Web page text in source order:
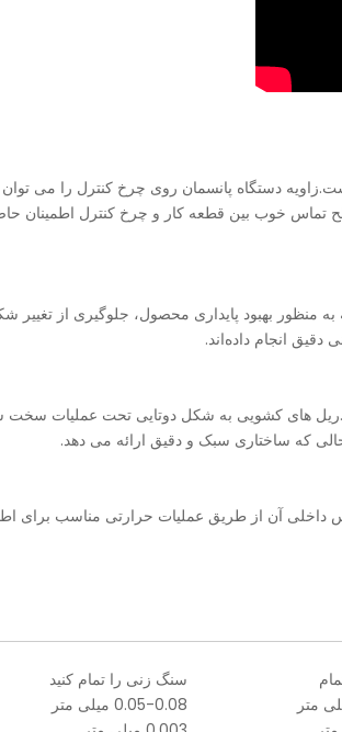
دستگاه پانسمان روی چرخ کنترل را می
و الزامات واقعی تنظیم کرد (5± درجه) تا از سطح تماس خوب بین قطعه کار و چرخ کنترل
منظور بهبود پایداری محصول، جلوگیری از تغییر
انجام داده‌اند.
های کشویی به شکل دوتایی تحت عملیات
که ساختاری سبک و دقیق ارائه می دهد.
آن از طریق عملیات حرارتی مناسب برای
سنگ زنی را تمام کنید
0.05-0.08 میلی متر